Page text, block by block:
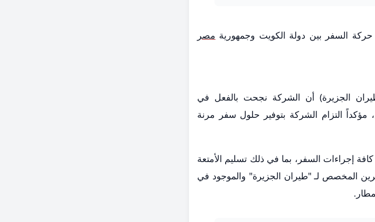
حركة السفر بين دولة الكويت وجمهورية مصر
الجزيرة) أن الشركة نجحت بالفعل في
الوجهتين، مؤكداً التزام الشركة بتوفير حلول سفر مرنة
إجراءات السفر، بما في ذلك تسليم الأمتعة
المخصص لـ "طيران الجزيرة" والموجود في